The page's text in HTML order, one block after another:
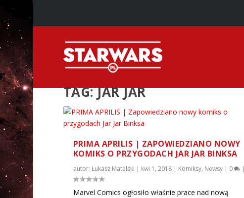
TAG:JAR JAR
PRIMA APRILIS | ZAPOWIEDZIANO NOWY
KOMIKS O PRZYGODACH JAR JAR BINKSA
autor: Łukasz Matelski | kwi 1, 2018| Komiksy, Newsy| 0 |
Marvel Comics ogłosiło właśnie prace nad nową